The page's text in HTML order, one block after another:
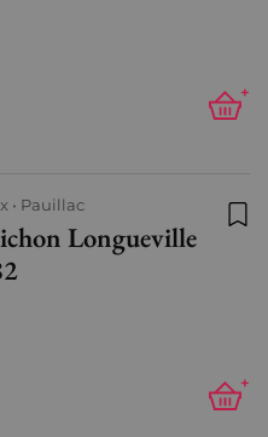
+
Pauillac
Longueville
+